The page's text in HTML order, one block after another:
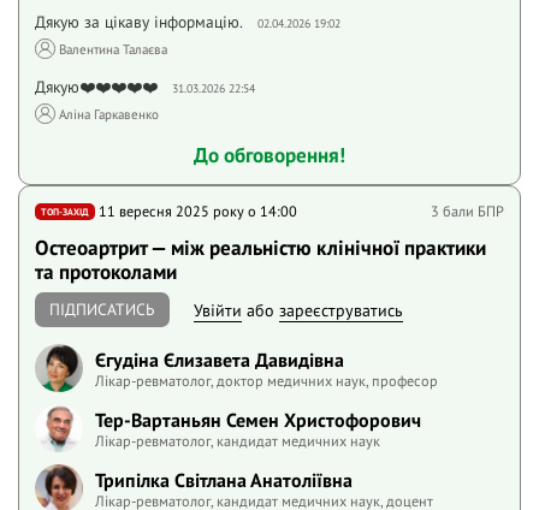
Дякую за цікаву інформацію. 02.04.2026 19:02
Валентина Талаєва
Дякую❤️❤️❤️❤️❤️ 31.03.2026 22:54
Аліна Гаркавенко
До обговорення!
ТОП-ЗАХІД 11 вересня 2025 року o 14:00 3 бали БПР
Остеоартрит — між реальністю клінічної практики
та протоколами
ПІДПИСАТИСЬ Увійти або зареєструватись
Єгудіна Єлизавета Давидівна
Лікар-ревматолог, доктор медичних наук, професор
Тер-Вартаньян Семен Христофорович
Лікар-ревматолог, кандидат медичних наук
Трипілка Світлана Анатоліївна
Лікар-ревматолог, кандидат медичних наук, доцент